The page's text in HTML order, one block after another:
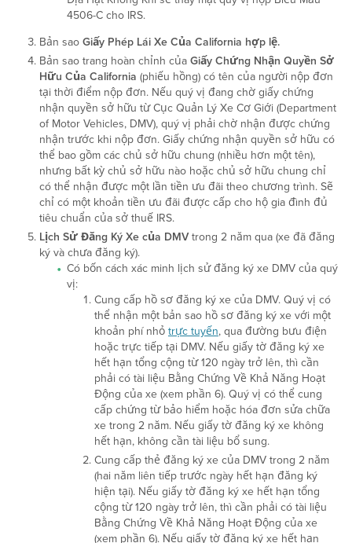
4506-C cho IRS.
Bản saoGiấy Phép Lái Xe Của California hợp lệ.
Bản sao trang hoàn chỉnh củaGiấy Chứng Nhận Quyền Sở
Hữu Của California (phiếu hồng) có tên của người nộp đơn
tại thời điểm nộp đơn. Nếu quý vị đang chờ giấy chứng
nhận quyền sở hữu từ Cục Quản Lý Xe Cơ Giới (Department
of Motor Vehicles, DMV), quý vị phải chờ nhận được chứng
nhận trước khi nộp đơn. Giấy chứng nhận quyền sở hữu có
thể bao gồm các chủ sở hữu chung (nhiều hơn một tên),
nhưng bất kỳ chủ sở hữu nào hoặc chủ sở hữu chung chỉ
có thể nhận được một lần tiền ưu đãi theo chương trình. Sẽ
chỉ có một khoản tiền ưu đãi được cấp cho hộ gia đình đủ
tiêu chuẩn của sở thuế IRS.
Lịch Sử Đăng Ký Xe của DMVtrong 2 năm qua (xe đã đăng
ký và chưa đăng ký).
Có bốn cách xác minh lịch sử đăng ký xe DMV của quý
vị:
Cung cấp hồ sơ đăng ký xe của DMV. Quý vị có
thể nhận một bản sao hồ sơ đăng ký xe với một
khoản phí nhỏtrực tuyến, qua đường bưu điện
hoặc trực tiếp tại DMV. Nếu giấy tờ đăng ký xe
hết hạn tổng cộng từ 120 ngày trở lên, thì cần
phải có tài liệu Bằng Chứng Về Khả Năng Hoạt
Động của xe (xem phần 6). Quý vị có thể cung
cấp chứng từ bảo hiểm hoặc hóa đơn sửa chữa
xe trong 2 năm. Nếu giấy tờ đăng ký xe không
hết hạn, không cần tài liệu bổ sung.
Cung cấp thẻ đăng ký xe của DMV trong 2 năm
(hai năm liên tiếp trước ngày hết hạn đăng ký
hiện tại). Nếu giấy tờ đăng ký xe hết hạn tổng
cộng từ 120 ngày trở lên, thì cần phải có tài liệu
Bằng Chứng Về Khả Năng Hoạt Động của xe
(xem phần 6). Nếu giấy tờ đăng ký xe hết hạn